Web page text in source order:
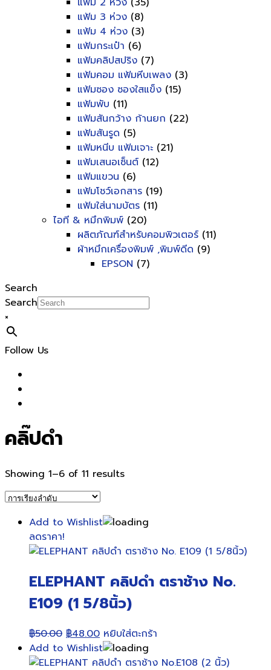
แฟ้ม 3 ห่วง (8)
แฟ้ม 4 ห่วง (3)
แฟ้มกระเป๋า (6)
แฟ้มคลิปสปริง (7)
แฟ้มคอม แฟ้มหีบเพลง (3)
แฟ้มซอง ซองใสแข็ง (15)
แฟ้มพับ (11)
แฟ้มสันกว้าง ก้านยก (22)
แฟ้มสันรูด (5)
แฟ้มหนีบ แฟ้มเจาะ (21)
แฟ้มเสนอเซ็นต์ (12)
แฟ้มแขวน (6)
แฟ้มโชว์เอกสาร (19)
แฟ้มใส่นามบัตร (11)
ไอที & หมึกพิมพ์ (20)
ผลิตภัณฑ์สำหรับคอมพิวเตอร์ (11)
ผ้าหมึกเครื่องพิมพ์ ,พิมพ์ดีด (9)
EPSON (7)
Search
Search
×
Follow Us
คลิ๊ปดำ
Showing 1–6 of 11 results
Add to Wishlist
ลดราคา!
ELEPHANT คลิปดำ ตราช้าง No.
E109 (1 5/8นิ้ว)
฿50.00 Original
price
was:
฿48.00Current
price
is:
หยิบใส่ตะกร้า
Add to Wishlist